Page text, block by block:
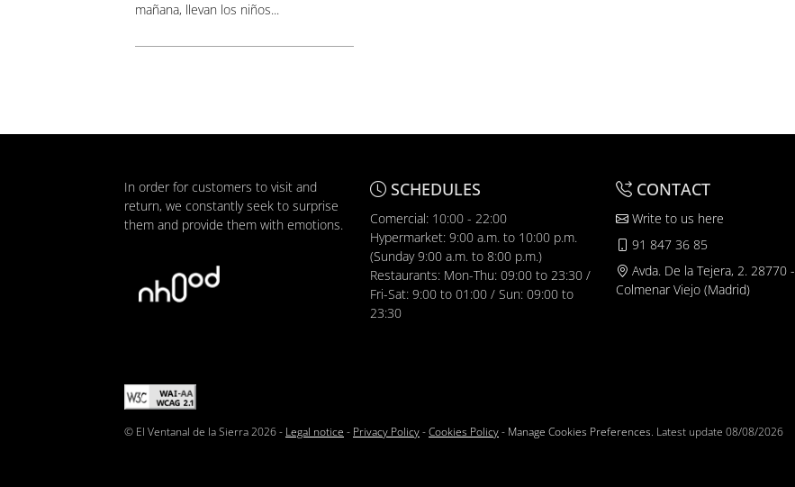
mañana, llevan los niños...
In order for customers to visit and
return, we constantly seek to surprise
them and provide them with emotions.
SCHEDULES
Comercial: 10:00 - 22:00
Hypermarket: 9:00 a.m. to 10:00 p.m.
(Sunday 9:00 a.m. to 8:00 p.m.)
Restaurants: Mon-Thu: 09:00 to 23:30 /
Fri-Sat: 9:00 to 01:00 / Sun: 09:00 to
23:30
CONTACT
Write to us here
91 847 36 85
Avda. De la Tejera, 2. 28770 -
Colmenar Viejo (Madrid)
© El Ventanal de la Sierra 2026 - Legal notice - Privacy Policy-Cookies Policy- Manage Cookies Preferences. Latest update 08/08/2026